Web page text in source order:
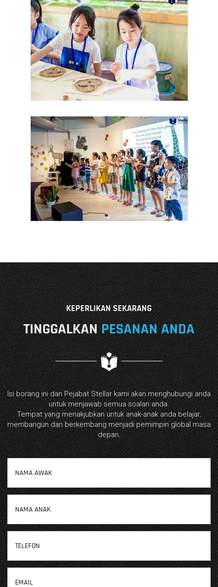
KEPERLIKAN SEKARANG
TINGGALKANPESANAN ANDA
Isi borang ini dan Pejabat Stellar kami akan menghubungi anda
untuk menjawab semua soalan anda.
Tempat yang menakjubkan untuk anak-anak anda belajar,
membangun dan berkembang menjadi pemimpin global masa
depan.